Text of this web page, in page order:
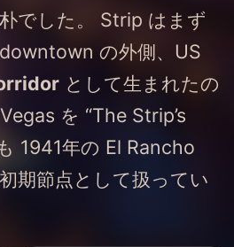
でした。 Strip はまず
の外側、US
として生まれたの
を “The Strip’s
1941年の El Rancho
期節点として扱ってい